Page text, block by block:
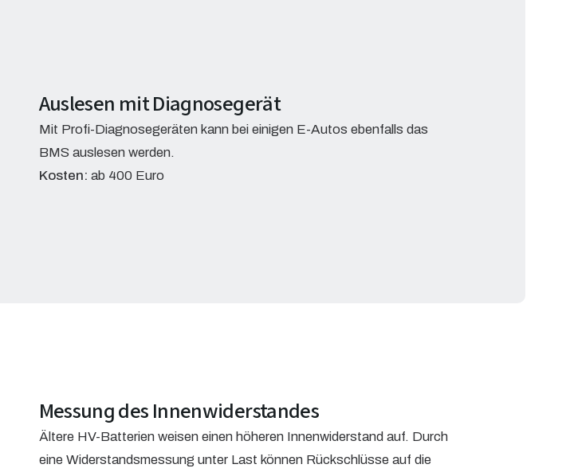
Auslesen mit Diagnosegerät
Mit Profi-Diagnosegeräten kann bei einigen E-Autos ebenfalls das
BMS auslesen werden.
Kosten: ab 400 Euro
Messung des Innenwiderstandes
Ältere HV-Batterien weisen einen höheren Innenwiderstand auf. Durch
eine Widerstandsmessung unter Last können Rückschlüsse auf die